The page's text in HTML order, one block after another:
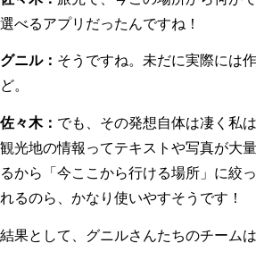
選べるアプリだったんですね！
グニル： そうですね。未だに実際には
ど。
佐々木： でも、その発想自体は凄く私
観光地の情報ってテキストや写真が大
るから「今ここから行ける場所」に絞
れるのら、かなり使いやすそうです！
結果として、グニルさんたちのチームは